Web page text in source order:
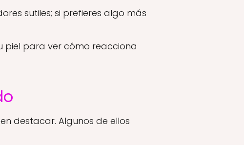
sutiles; si prefieres algo más
piel para ver cómo reacciona
destacar. Algunos de ellos